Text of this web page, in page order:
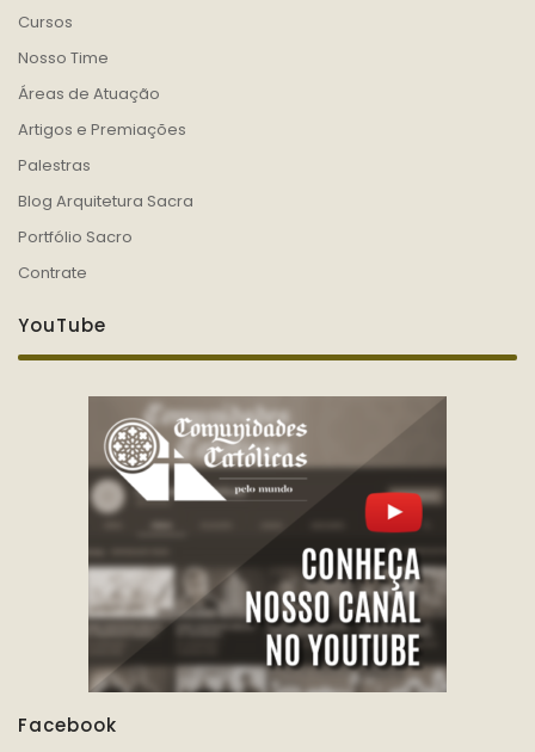
Cursos
Nosso Time
Áreas de Atuação
Artigos e Premiações
Palestras
Blog Arquitetura Sacra
Portfólio Sacro
Contrate
YouTube
Facebook